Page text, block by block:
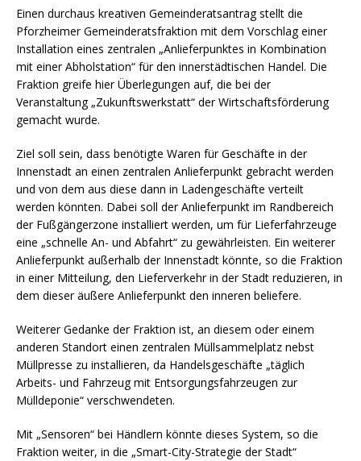
Einen durchaus kreativen Gemeinderatsantrag stellt die
Pforzheimer Gemeinderatsfraktion mit dem Vorschlag einer
Installation eines zentralen „Anlieferpunktes in Kombination
mit einer Abholstation“ für den innerstädtischen Handel. Die
Fraktion greife hier Überlegungen auf, die bei der
Veranstaltung „Zukunftswerkstatt“ der Wirtschaftsförderung
gemacht wurde.
Ziel soll sein, dass benötigte Waren für Geschäfte in der
Innenstadt an einen zentralen Anlieferpunkt gebracht werden
und von dem aus diese dann in Ladengeschäfte verteilt
werden könnten. Dabei soll der Anlieferpunkt im Randbereich
der Fußgängerzone installiert werden, um für Lieferfahrzeuge
eine „schnelle An- und Abfahrt“ zu gewährleisten. Ein weiterer
Anlieferpunkt außerhalb der Innenstadt könnte, so die Fraktion
in einer Mitteilung, den Lieferverkehr in der Stadt reduzieren, in
dem dieser äußere Anlieferpunkt den inneren beliefere.
Weiterer Gedanke der Fraktion ist, an diesem oder einem
anderen Standort einen zentralen Müllsammelplatz nebst
Müllpresse zu installieren, da Handelsgeschäfte „täglich
Arbeits- und Fahrzeug mit Entsorgungsfahrzeugen zur
Mülldeponie“ verschwendeten.
Mit „Sensoren“ bei Händlern könnte dieses System, so die
Fraktion weiter, in die „Smart-City-Strategie der Stadt“